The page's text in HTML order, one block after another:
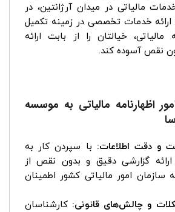
مالیاتی در میدان آرژانتین، در
خدمات تخصصی در زمینه تکمیل
مالیاتی، خیالتان را از بابت ارائه
نقص آسوده کند.
اظهارنامه مالیاتی به موسسه
و دقت اطلاعات: با سپردن کار به
گزارشی دقیق و بدون نقص از
سازمان امور مالیاتی کشور اطمینان
و چالش‌های قانونی: کارشناسان